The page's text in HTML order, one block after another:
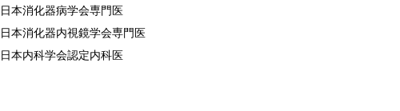
日本消化器病学会専門医
日本消化器内視鏡学会専門医
日本内科学会認定内科医